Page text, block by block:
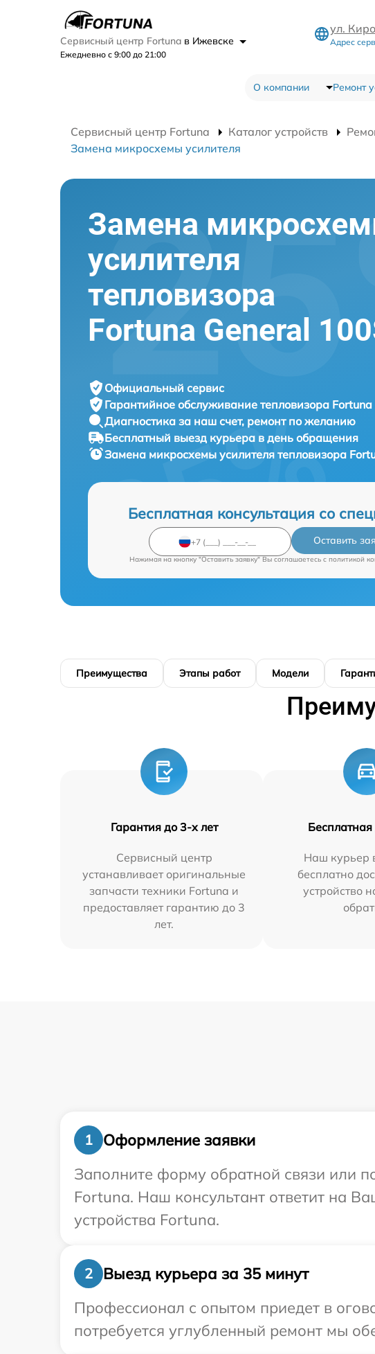
Сервисный центр Fortuna в Ижевске
Ежедневно с 9:00 до 21:00
ул.
Адрес
О компании Ремонт
Сервисный центр Fortuna Каталог устройств
Замена микросхемы усилителя
Замена
усилителя
тепловизора
Fortuna General
Официальный сервис
Гарантийное обслуживание тепловизора Fortuna
Диагностика за наш счет, ремонт по желанию
Бесплатный выезд курьера в день обращения
Замена микросхемы усилителя тепловизора
Бесплатная консультация со
Оставить
Нажимая на кнопку "Оставить заявку" Вы соглашаетесь c политикой
Преимущества Этапы работ Модели
Гарантия до 3-х лет
Сервисный центр
устанавливает оригинальные
запчасти техники Fortuna и
предоставляет гарантию до 3
лет.
Бесплатная
Наш курьер
бесплатно
устройство
1
Оформление заявки
Заполните форму обратной связи или
Fortuna. Наш консультант ответит на
устройства Fortuna.
2
Выезд курьера за 35 минут
Профессионал с опытом приедет в
потребуется углубленный ремонт мы